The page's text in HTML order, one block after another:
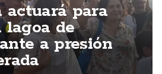
para
de
a presión